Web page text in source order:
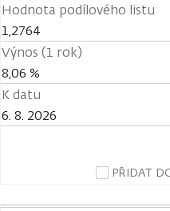
Hodnota podílového listu
1,2764
Výnos (1 rok)
8,06 %
K datu
6. 8. 2026
PŘIDAT